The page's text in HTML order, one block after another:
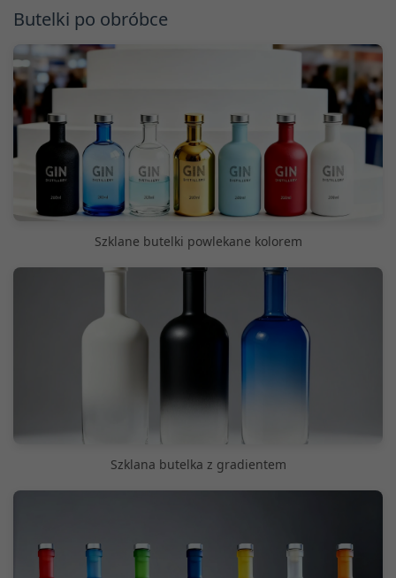
Butelki po obróbce
Szklane butelki powlekane kolorem
Szklana butelka z gradientem